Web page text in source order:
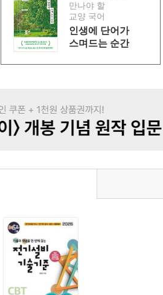
만나야 할
교양 국어
인생에 단어가
스며드는 순간